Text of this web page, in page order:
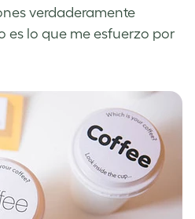
verdaderamente
es lo que me esfuerzo por